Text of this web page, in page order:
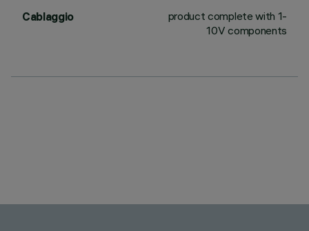
Cablaggio
product complete with 1-
10V components